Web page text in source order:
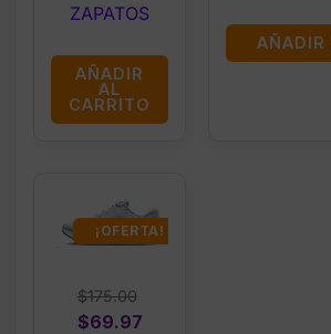
ZAPATOS
AÑADIR
AL
CARRITO
AÑADIR
¡OFERTA!
$175.00
Original
$69.97Current